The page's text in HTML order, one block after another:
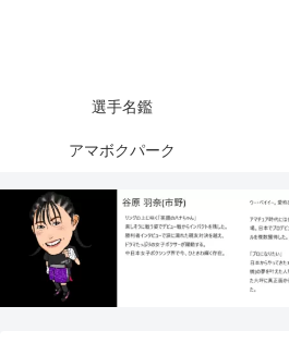
選手名鑑
アマボクパーク